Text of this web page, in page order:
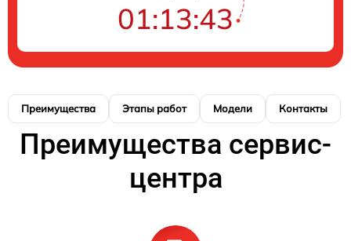
01:13:43
Преимущества Этапы работ Модели Контакты
Преимущества сервис-
центра